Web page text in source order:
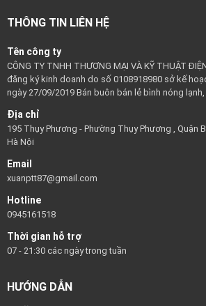
THÔNG TIN LIÊN HỆ
Tên công ty
CÔNG TY TNHH THƯƠNG MẠI VÀ KỸ THUẬT
đăng ký kinh doanh do số 0108918980 sở kế
ngày 27/09/2019 Bán buôn bán lẻ bình nóng
Địa chỉ
195 Thụy Phương - Phường Thụy Phương , Quận
Hà Nội
Email
xuanptt87@gmail.com
Hotline
0945161518
Thời gian hỗ trợ
07 - 21:30 các ngày trong tuần
HƯỚNG DẪN